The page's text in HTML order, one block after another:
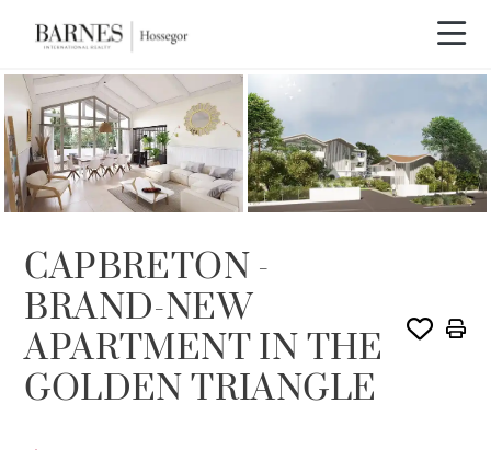
CAPBRETON -
BRAND-NEW
APARTMENT IN THE
GOLDEN TRIANGLE